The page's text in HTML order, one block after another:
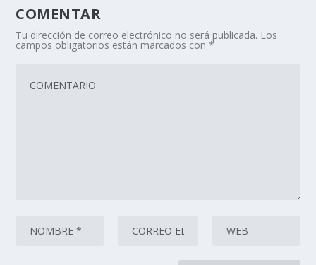
COMENTAR
Tu dirección de correo electrónico no será publicada. Los
campos obligatorios están marcados con*